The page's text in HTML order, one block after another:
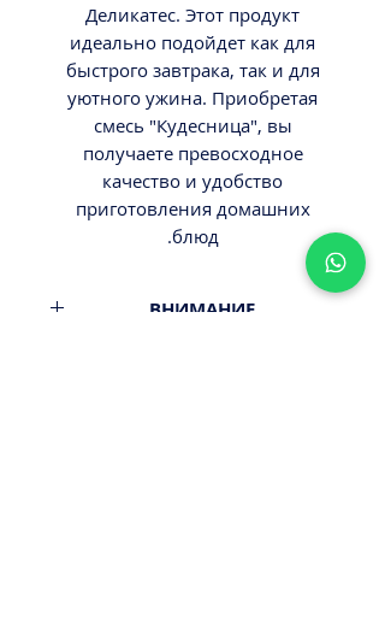
Деликатес. Этот продукт
идеально подойдет как для
быстрого завтрака, так и для
уютного ужина. Приобретая
смесь "Кудесница", вы
получаете превосходное
качество и удобство
приготовления домашних
блюд.
ВНИМАНИЕ